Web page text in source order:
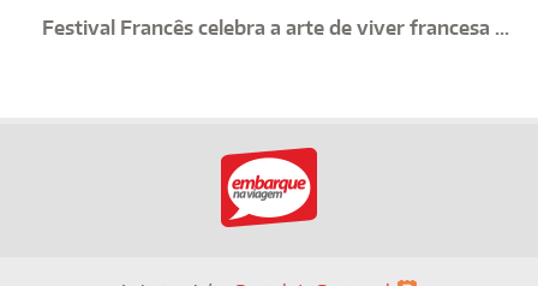
Festival Francês celebra a arte de viver francesa ...